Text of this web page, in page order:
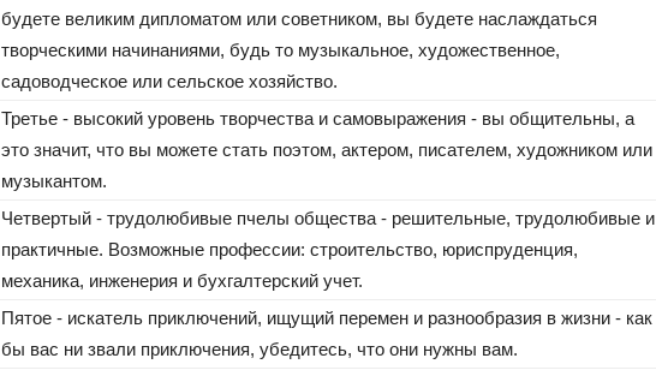
будете великим дипломатом или советником, вы будете наслаждаться
творческими начинаниями, будь то музыкальное, художественное,
садоводческое или сельское хозяйство.
Третье - высокий уровень творчества и самовыражения - вы общительны, а
это значит, что вы можете стать поэтом, актером, писателем, художником или
музыкантом.
Четвертый - трудолюбивые пчелы общества - решительные, трудолюбивые и
практичные. Возможные профессии: строительство, юриспруденция,
механика, инженерия и бухгалтерский учет.
Пятое - искатель приключений, ищущий перемен и разнообразия в жизни - как
бы вас ни звали приключения, убедитесь, что они нужны вам.